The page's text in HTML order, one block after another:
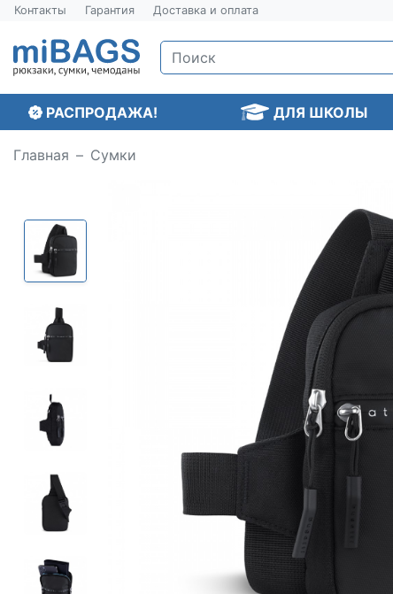
Контакты Гарантия Доставка и оплата
РАСПРОДАЖА! ДЛЯ ШКОЛЫ
Главная Сумки
Loading...